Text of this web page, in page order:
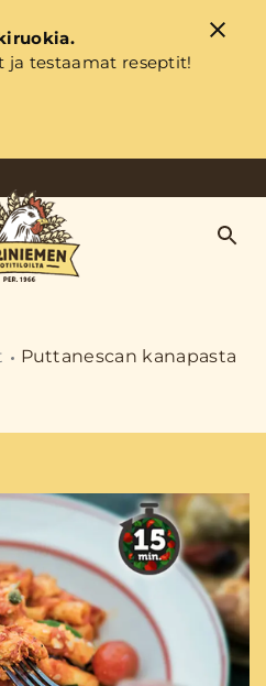
testaamat reseptit!
Puttanescan kanapasta